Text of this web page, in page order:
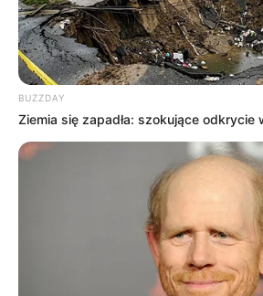
#679-682, Nightwing: Alfred's
Vengeance of Bane #2.
BUZZDAY
Ziemia się zapadła: szokujące odkrycie